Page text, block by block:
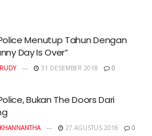
Menutup Tahun Dengan
Day Is Over”
31 DESEMBER 2018 0
Bukan The Doors Dari
27 AGUSTUS 2018 0